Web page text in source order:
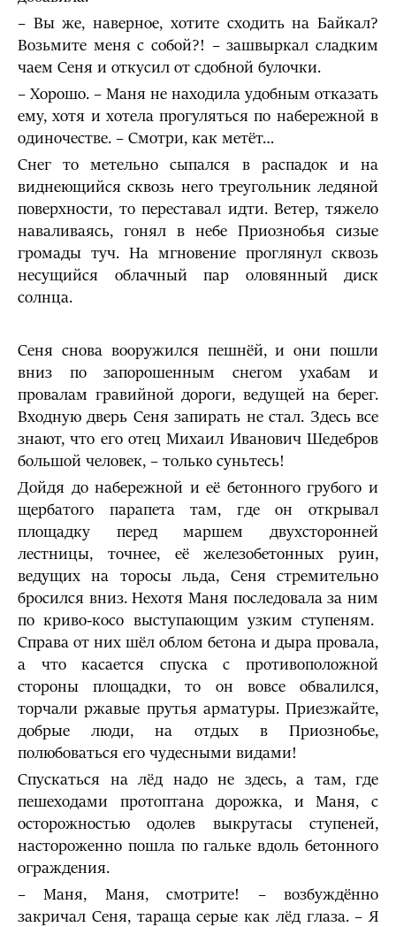
– Вы же, наверное, хотите сходить на Байкал?
Возьмите меня с собой?! – зашвыркал сладким
чаем Сеня и откусил от сдобной булочки.
– Хорошо. – Маня не находила удобным отказать
ему, хотя и хотела прогуляться по набережной в
одиночестве. – Смотри, как метёт…
Снег то метельно сыпался в распадок и на
виднеющийся сквозь него треугольник ледяной
поверхности, то переставал идти. Ветер, тяжело
наваливаясь, гонял в небе Приознобья сизые
громады туч. На мгновение проглянул сквозь
несущийся облачный пар оловянный диск
солнца.
Сеня снова вооружился пешнёй, и они пошли
вниз по запорошенным снегом ухабам и
провалам гравийной дороги, ведущей на берег.
Входную дверь Сеня запирать не стал. Здесь все
знают, что его отец Михаил Иванович Шедебров
большой человек, – только суньтесь!
Дойдя до набережной и её бетонного грубого и
щербатого парапета там, где он открывал
площадку перед маршем двухсторонней
лестницы, точнее, её железобетонных руин,
ведущих на торосы льда, Сеня стремительно
бросился вниз. Нехотя Маня последовала за ним
по криво-косо выступающим узким ступеням.
Справа от них шёл облом бетона и дыра провала,
а что касается спуска с противоположной
стороны площадки, то он вовсе обвалился,
торчали ржавые прутья арматуры. Приезжайте,
добрые люди, на отдых в Приознобье,
полюбоваться его чудесными видами!
Спускаться на лёд надо не здесь, а там, где
пешеходами протоптана дорожка, и Маня, с
осторожностью одолев выкрутасы ступеней,
настороженно пошла по гальке вдоль бетонного
ограждения.
– Маня, Маня, смотрите! – возбуждённо
закричал Сеня, тараща серые как лёд глаза. – Я